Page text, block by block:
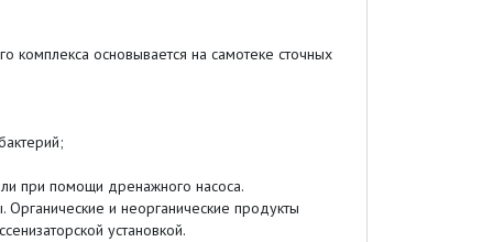
комплекса основывается на самотеке сточных
при помощи дренажного насоса.
и неорганические продукты
установкой.